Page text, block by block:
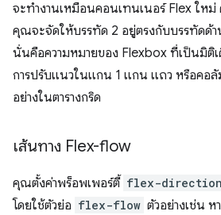
จะทํางานเหมือนคอนเทนเนอร์ Flex ให
คุณจะจัดให้บรรทัด 2 อยู่ตรงกับบรรทัดด้
นั่นคือความหมายของ Flexbox ที่เป็นมิติ
การปรับแนวในแกน 1 แกน แถว หรือคอ
อย่างในตารางกริด
เส้นทาง Flex-flow
คุณตั้งค่าพร็อพเพอร์ตี้ flex-direction
โดยใช้ตัวย่อ flex-flow ตัวอย่างเช่น ห